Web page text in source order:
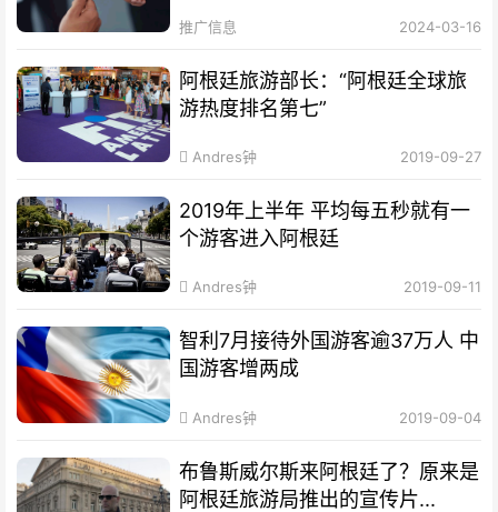
推广信息 2024-03-16
阿根廷旅游部长：“阿根廷全球旅
游热度排名第七”
Andres钟 2019-09-27
2019年上半年 平均每五秒就有一
个游客进入阿根廷
Andres钟 2019-09-11
智利7月接待外国游客逾37万人 中
国游客增两成
Andres钟 2019-09-04
布鲁斯威尔斯来阿根廷了？原来是
阿根廷旅游局推出的宣传片...